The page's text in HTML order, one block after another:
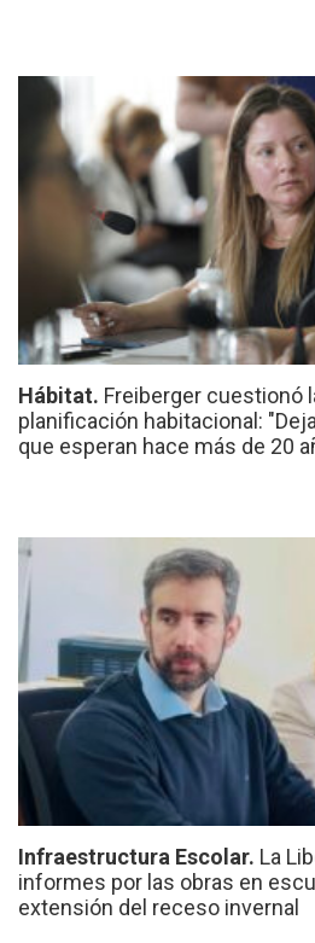
Hábitat. Freiberger cuestionó
planificación habitacional:
que esperan hace más de 20
Infraestructura Escolar. La
informes por las obras en
extensión del receso invernal